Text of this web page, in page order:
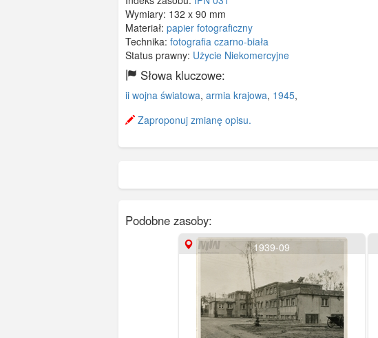
Wymiary: 132 x 90 mm
Materiał: papier fotograficzny
Technika: fotografia czarno-biała
Status prawny: Użycie Niekomercyjne
Słowa kluczowe:
ii wojna światowa, armia krajowa, 1945,
Zaproponuj zmianę opisu.
Podobne zasoby:
1939-09